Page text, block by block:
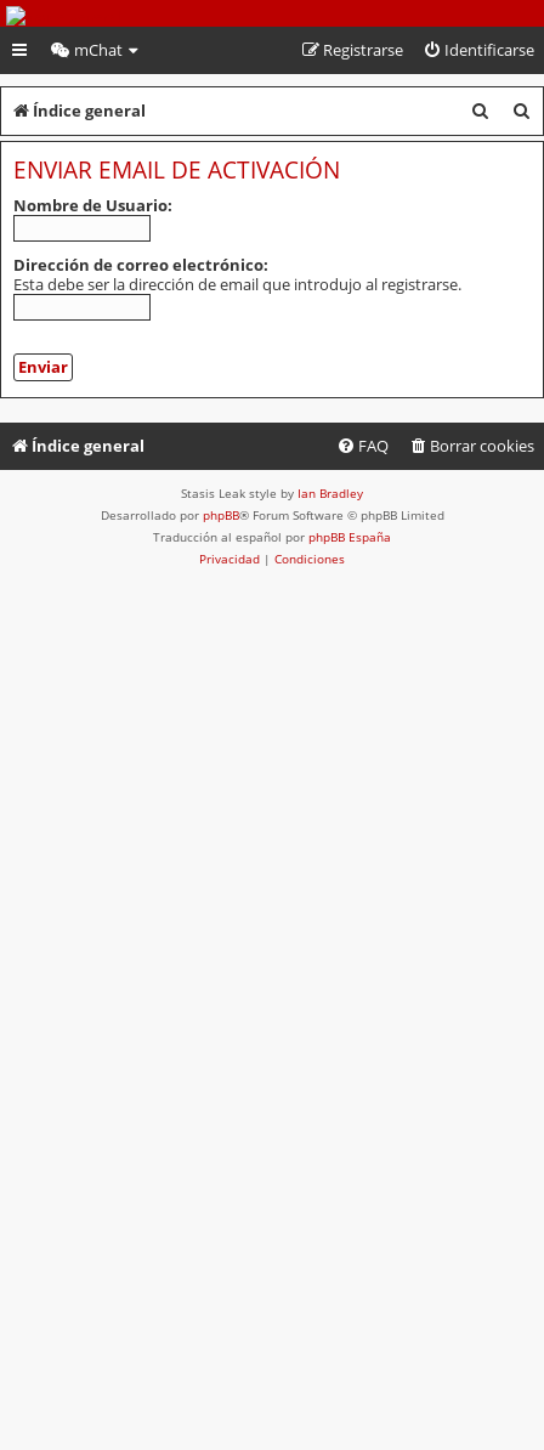
PeruVoley.com
mChat Identificarse
Registrarse
Índice general
u
u
ENVIAR EMAIL DE ACTIVACIÓN
Nombre de Usuario:
Dirección de correo electrónico:
Esta debe ser la dirección de email que introdujo al registrarse.
Índice general Borrar cookies
FAQ
Stasis Leak style by Ian Bradley
Desarrollado por phpBB® Forum Software © phpBB Limited
Traducción al español por phpBB España
Privacidad | Condiciones